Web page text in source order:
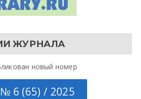
ЖУРНАЛА
новый номер
№ 6 (65) / 2025